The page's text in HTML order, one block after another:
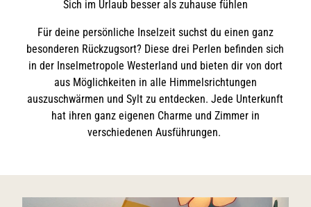
Sich im Urlaub besser als zuhause fühlen
Für deine persönliche Inselzeit suchst du einen ganz
besonderen Rückzugsort? Diese drei Perlen befinden sich
in der Inselmetropole Westerland und bieten dir von dort
aus Möglichkeiten in alle Himmelsrichtungen
auszuschwärmen und Sylt zu entdecken. Jede Unterkunft
hat ihren ganz eigenen Charme und Zimmer in
verschiedenen Ausführungen.